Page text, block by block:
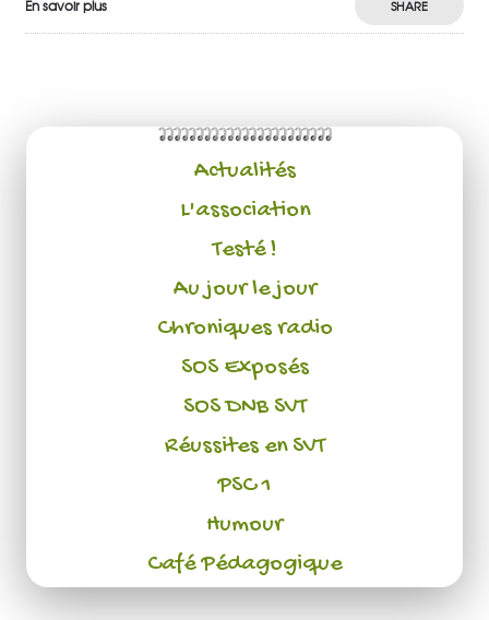
En savoir plus SHARE
Actualités
L'association
Testé !
Au jour le jour
Chroniques radio
SOS Exposés
SOS DNB SVT
Réussites en SVT
PSC 1
Humour
Café Pédagogique